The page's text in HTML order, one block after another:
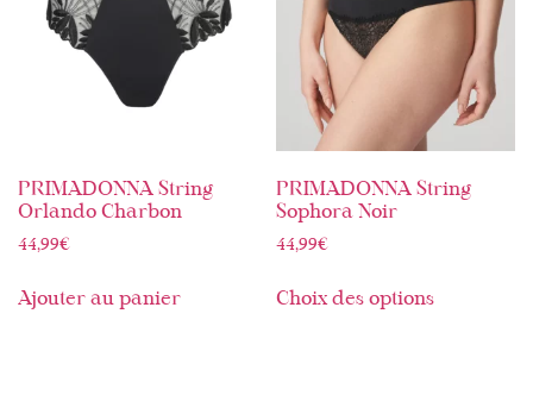
PRIMADONNA String
Orlando Charbon
44,99€
Ajouter au panier
PRIMADONNA String
Sophora Noir
44,99€
Choix des options